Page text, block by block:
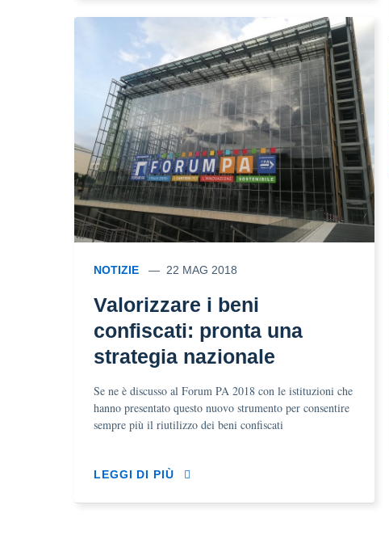
NOTIZIE 22 MAG 2018
Valorizzare i beni
confiscati: pronta una
strategia nazionale
Se ne è discusso al Forum PA 2018 con le istituzioni che
hanno presentato questo nuovo strumento per consentire
sempre più il riutilizzo dei beni confiscati
LEGGI DI PIÙ